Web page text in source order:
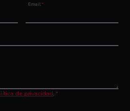
Email*
de privacidad. *